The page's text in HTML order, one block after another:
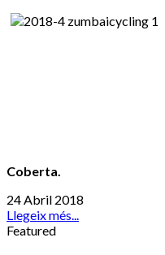
Coberta.
24 Abril 2018
Llegeix més...
Featured